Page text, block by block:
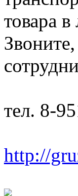
товара
тел. 8-
http://